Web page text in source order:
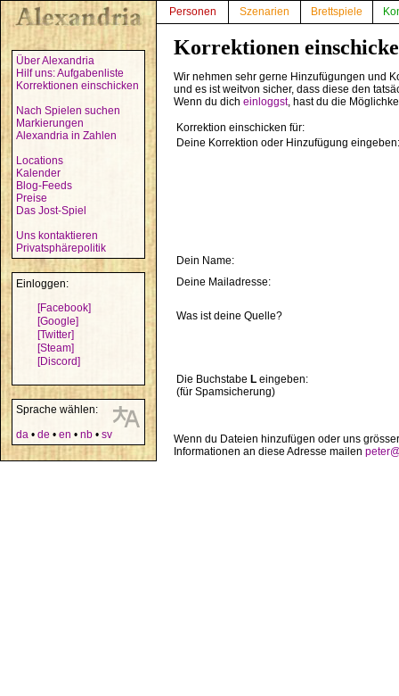
Über Alexandria
Hilf uns: Aufgabenliste
Korrektionen einschicken
Nach Spielen suchen
Markierungen
Alexandria in Zahlen
Locations
Kalender
Blog-Feeds
Preise
Das Jost-Spiel
Uns kontaktieren
Privatsphärepolitik
Einloggen:
[Facebook]
[Google]
[Twitter]
[Steam]
[Discord]
Sprache wählen:
da • de • en • nb • sv
Personen Szenarien Brettspiele
Korrektionen
Wir nehmen sehr gerne Hinzufügungen und
und es ist weitvon sicher, dass diese den
Wenn du dich einloggst, hast du die
Korrektion einschicken für:
Deine Korrektion oder Hinzufügung eingeben:
Dein Name:
Deine Mailadresse:
Was ist deine Quelle?
Die Buchstabe L eingeben:
(für Spamsicherung)
Wenn du Dateien hinzufügen oder uns
Informationen an diese Adresse mailen